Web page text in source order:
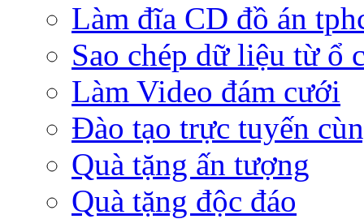
Làm đĩa CD đồ án
Sao chép dữ liệu từ ổ
Làm Video đám cưới
Đào tạo trực tuyến
Quà tặng ấn tượng
Quà tặng độc đáo